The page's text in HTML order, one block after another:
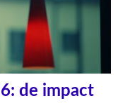
de impact